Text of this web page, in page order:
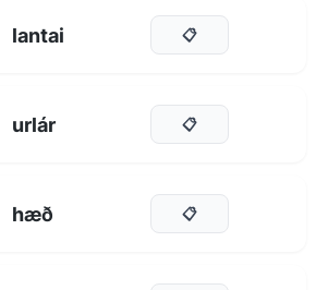
lantai 📋
urlár 📋
hæð 📋